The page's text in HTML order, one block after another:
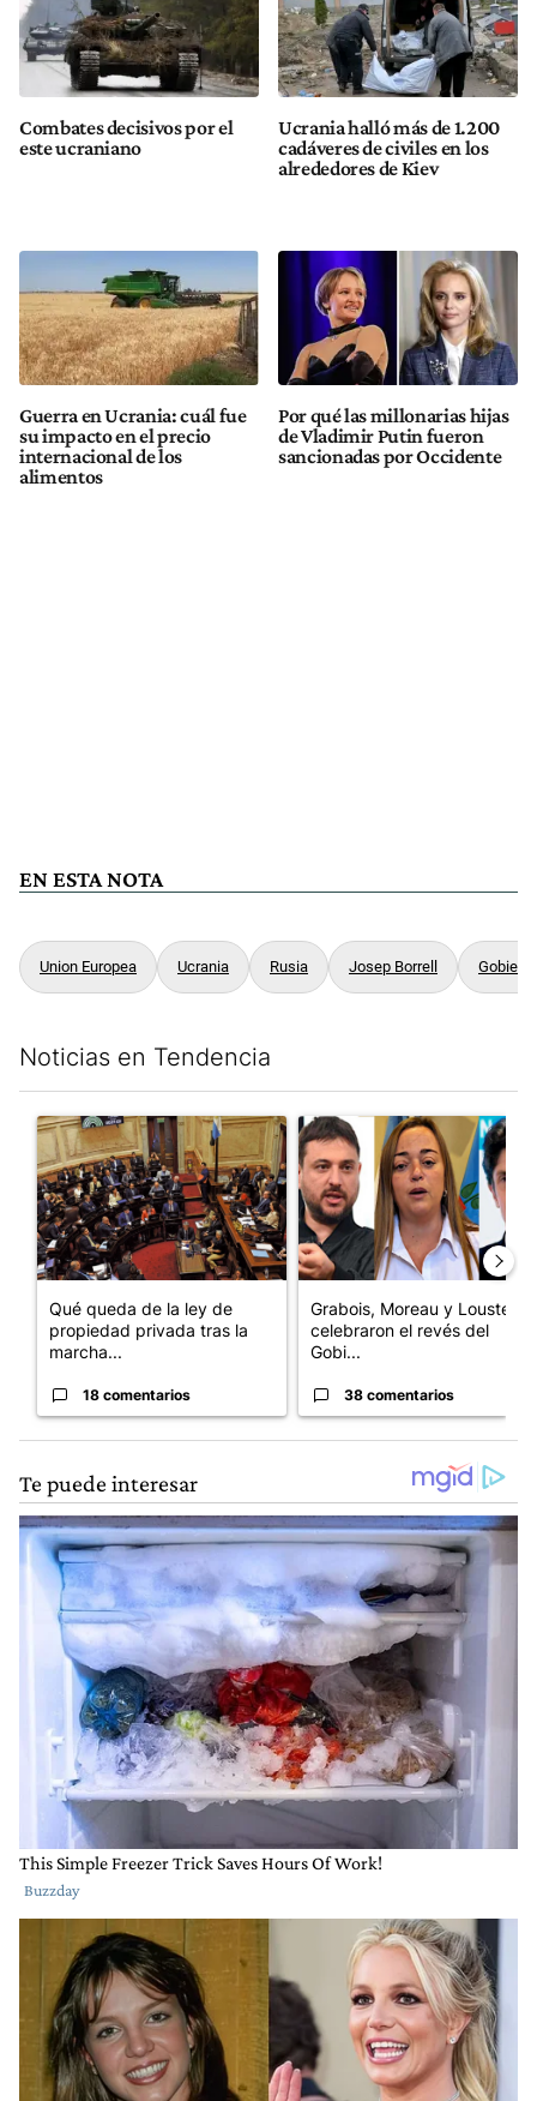
Combates decisivos por el
este ucraniano
Ucrania halló más de 1.200
cadáveres de civiles en los
alrededores de Kiev
Guerra en Ucrania: cuál fue
su impacto en el precio
internacional de los
alimentos
Por qué las millonarias hijas
de Vladimir Putin fueron
sancionadas por Occidente
EN ESTA NOTA
Union Europea Ucrania Rusia Josep Borrell
Noticias en Tendencia
Un artículo de tendencia con el título "Qué queda de la ley de
Qué queda de la ley de
propiedad privada tras la
marcha...
18 comentarios
Un artículo de tendencia con
Grabois, Moreau y Lousteau
celebraron el revés del
Gobi...
38 comentarios